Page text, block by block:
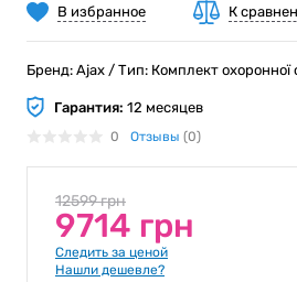
В избранное К
Бренд: Ajax / Тип: Комплект охоронної
Гарантия: 12 месяцев
0 Отзывы (0)
12599 грн
9714 грн
Следить за ценой
Нашли дешевле?